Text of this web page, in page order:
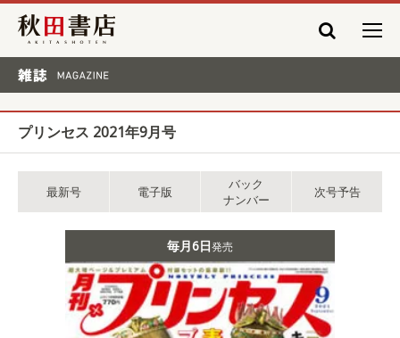
秋田書店
プリンセス 2021年9月号
最新号 電子版
バック
ナンバー
次号予告
毎月6日発売